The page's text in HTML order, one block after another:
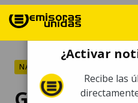
NACIONALES
¿Activar
Recibe las